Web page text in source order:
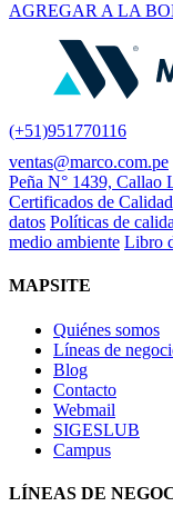
AGREGAR A LA
(+51)951770116
ventas@marco.com.pe
Peña N° 1439, Callao
Certificados de
datos Políticas de
medio ambiente Libro
MAPSITE
Quiénes somos
Líneas de
Blog
Contacto
Webmail
SIGESLUB
Campus
LÍNEAS DE